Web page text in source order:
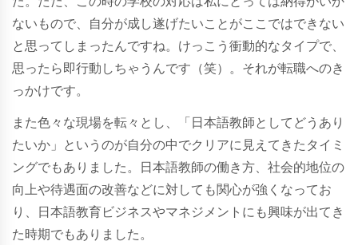
ないもので、自分が成し遂げたいことがここではできない
と思ってしまったんですね。けっこう衝動的なタイプで、
思ったら即行動しちゃうんです（笑）。それが転職へのき
っかけです。
また色々な現場を転々とし、「日本語教師としてどうあり
たいか」というのが自分の中でクリアに見えてきたタイミ
ングでもありました。日本語教師の働き方、社会的地位の
向上や待遇面の改善などに対しても関心が強くなってお
り、日本語教育ビジネスやマネジメントにも興味が出てき
た時期でもありました。